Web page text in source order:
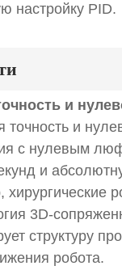
настройку PID.
и
точность и
с нулевым
и
хирургические
3D-
структуру
робота.